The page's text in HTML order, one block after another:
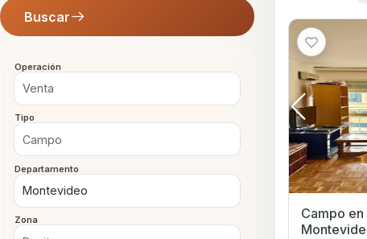
Buscar
Operación
Tipo
Departamento
Zona
Campo en